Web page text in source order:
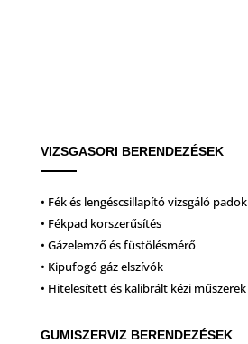
VIZSGASORI BERENDEZÉSEK
• Fék és lengéscsillapító vizsgáló padok
• Fékpad korszerűsítés
• Gázelemző és füstölésmérő
• Kipufogó gáz elszívók
• Hitelesített és kalibrált kézi műszerek
GUMISZERVIZ BERENDEZÉSEK